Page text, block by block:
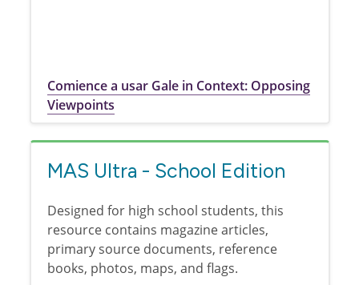
Comience a usar Gale in Context: Opposing
Viewpoints
MAS Ultra - School Edition
Designed for high school students, this
resource contains magazine articles,
primary source documents, reference
books, photos, maps, and flags.